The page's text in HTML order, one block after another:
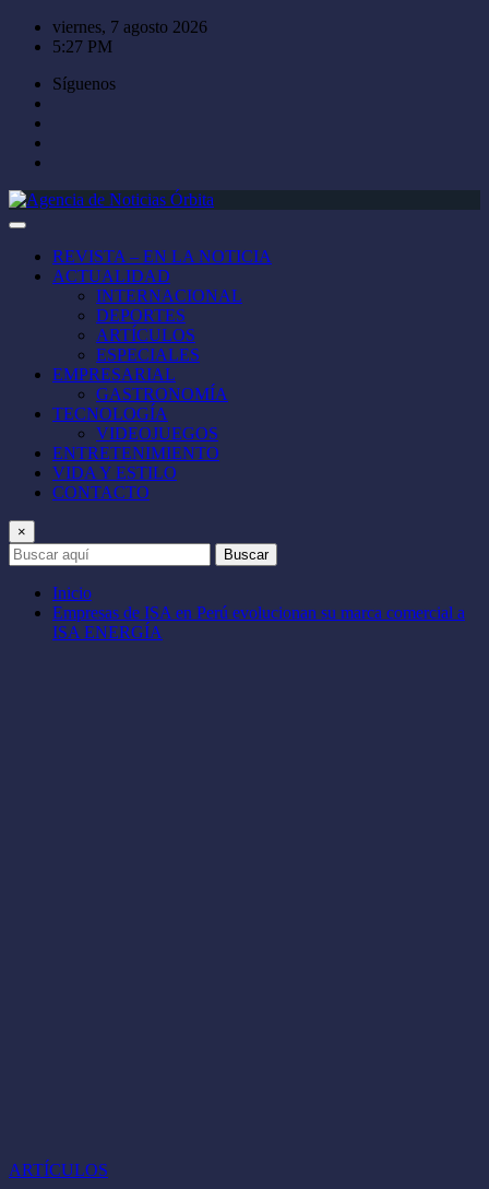
Saltar
viernes, 7 agosto 2026
5:27 PM
Síguenos
REVISTA – EN LA NOTICIA
ACTUALIDAD
INTERNACIONAL
DEPORTES
ARTÍCULOS
ESPECIALES
EMPRESARIAL
GASTRONOMÍA
TECNOLOGÍA
VIDEOJUEGOS
ENTRETENIMIENTO
VIDA Y ESTILO
CONTACTO
×
Buscar
Inicio
Empresas de ISA en Perú evolucionan su marca comercial a
ISA ENERGÍA
ARTÍCULOS